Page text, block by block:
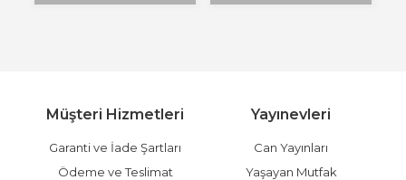
Müşteri Hizmetleri
Garanti ve İade Şartları
Ödeme ve Teslimat
Yayınevleri
Can Yayınları
Yaşayan Mutfak